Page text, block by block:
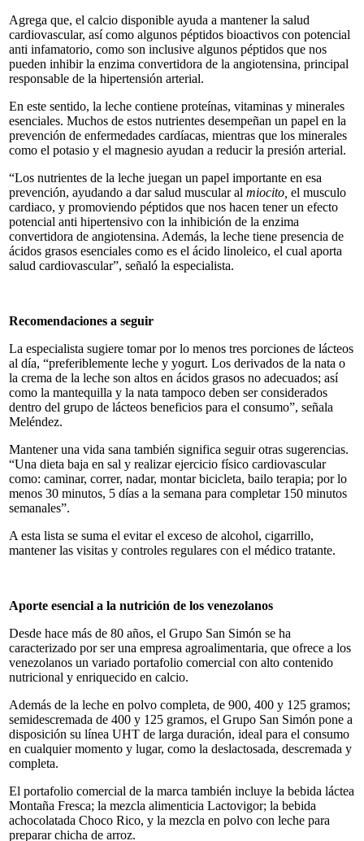
Agrega que, el calcio disponible ayuda a mantener la salud
cardiovascular, así como algunos péptidos bioactivos con potencial
anti infamatorio, como son inclusive algunos péptidos que nos
pueden inhibir la enzima convertidora de la angiotensina, principal
responsable de la hipertensión arterial.
En este sentido, la leche contiene proteínas, vitaminas y minerales
esenciales. Muchos de estos nutrientes desempeñan un papel en la
prevención de enfermedades cardíacas, mientras que los minerales
como el potasio y el magnesio ayudan a reducir la presión arterial.
“Los nutrientes de la leche juegan un papel importante en esa
prevención, ayudando a dar salud muscular al miocito, el musculo
cardiaco, y promoviendo péptidos que nos hacen tener un efecto
potencial anti hipertensivo con la inhibición de la enzima
convertidora de angiotensina. Además, la leche tiene presencia de
ácidos grasos esenciales como es el ácido linoleico, el cual aporta
salud cardiovascular”, señaló la especialista.
Recomendaciones a seguir
La especialista sugiere tomar por lo menos tres porciones de lácteos
al día, “preferiblemente leche y yogurt. Los derivados de la nata o
la crema de la leche son altos en ácidos grasos no adecuados; así
como la mantequilla y la nata tampoco deben ser considerados
dentro del grupo de lácteos beneficios para el consumo”, señala
Meléndez.
Mantener una vida sana también significa seguir otras sugerencias.
“Una dieta baja en sal y realizar ejercicio físico cardiovascular
como: caminar, correr, nadar, montar bicicleta, bailo terapia; por lo
menos 30 minutos, 5 días a la semana para completar 150 minutos
semanales”.
A esta lista se suma el evitar el exceso de alcohol, cigarrillo,
mantener las visitas y controles regulares con el médico tratante.
Aporte esencial a la nutrición de los venezolanos
Desde hace más de 80 años, el Grupo San Simón se ha
caracterizado por ser una empresa agroalimentaria, que ofrece a los
venezolanos un variado portafolio comercial con alto contenido
nutricional y enriquecido en calcio.
Además de la leche en polvo completa, de 900, 400 y 125 gramos;
semidescremada de 400 y 125 gramos, el Grupo San Simón pone a
disposición su línea UHT de larga duración, ideal para el consumo
en cualquier momento y lugar, como la deslactosada, descremada y
completa.
El portafolio comercial de la marca también incluye la bebida láctea
Montaña Fresca; la mezcla alimenticia Lactovigor; la bebida
achocolatada Choco Rico, y la mezcla en polvo con leche para
preparar chicha de arroz.